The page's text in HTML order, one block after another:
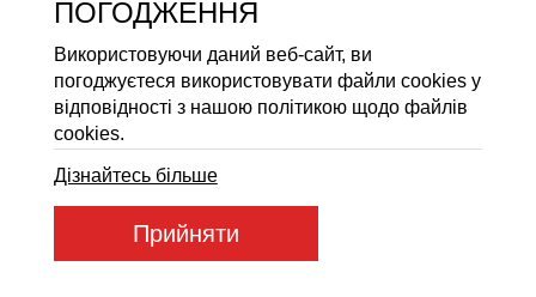
96598
ПОГОДЖЕННЯ
Використовуючи даний веб-сайт, ви
погоджуєтеся використовувати файли cookies у
відповідності з нашою політикою щодо файлів
cookies.
Дізнайтесь більше
Прийняти